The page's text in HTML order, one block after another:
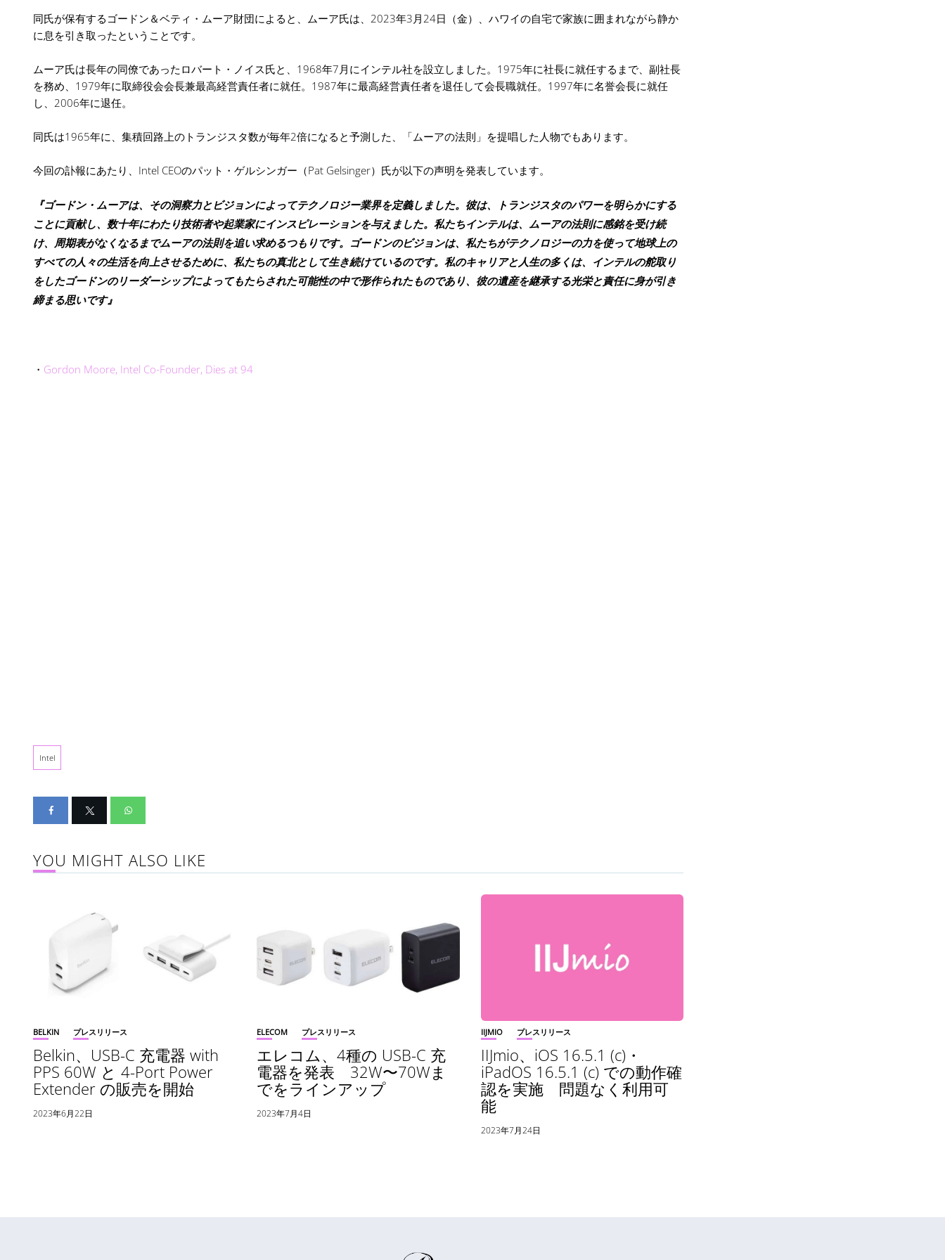
同氏が保有するゴードン＆ベティ・ムーア財団によると、ムーア氏は、2023年3月24日（金）、ハワイの自宅で家族に囲まれながら静か
に息を引き取ったということです。
ムーア氏は長年の同僚であったロバート・ノイス氏と、1968年7月にインテル社を設立しました。1975年に社長に就任するまで、副社長
を務め、1979年に取締役会会長兼最高経営責任者に就任。1987年に最高経営責任者を退任して会長職就任。1997年に名誉会長に就任
し、2006年に退任。
同氏は1965年に、集積回路上のトランジスタ数が毎年2倍になると予測した、「ムーアの法則」を提唱した人物でもあります。
今回の訃報にあたり、Intel CEOのパット・ゲルシンガー（Pat Gelsinger）氏が以下の声明を発表しています。
『ゴードン・ムーアは、その洞察力とビジョンによってテクノロジー業界を定義しました。彼は、トランジスタのパワーを明らかにする
ことに貢献し、数十年にわたり技術者や起業家にインスピレーションを与えました。私たちインテルは、ムーアの法則に感銘を受け続
け、周期表がなくなるまでムーアの法則を追い求めるつもりです。ゴードンのビジョンは、私たちがテクノロジーの力を使って地球上の
すべての人々の生活を向上させるために、私たちの真北として生き続けているのです。私のキャリアと人生の多くは、インテルの舵取り
をしたゴードンのリーダーシップによってもたらされた可能性の中で形作られたものであり、彼の遺産を継承する光栄と責任に身が引き
締まる思いです』
・ Gordon Moore, Intel Co-Founder, Dies at 94
Intel
YOU MIGHT ALSO LIKE
BELKIN プレスリリース
Belkin、USB-C 充電器 with
PPS 60W と 4-Port Power
Extender の販売を開始
2023年6月22日
ELECOM プレスリリース
エレコム、4種の USB-C 充
電器を発表 32W〜70Wま
でをラインアップ
2023年7月4日
IIJMIO プレスリリース
IIJmio、iOS 16.5.1 (c)・
iPadOS 16.5.1 (c) での動作確
認を実施 問題なく利用可
能
2023年7月24日